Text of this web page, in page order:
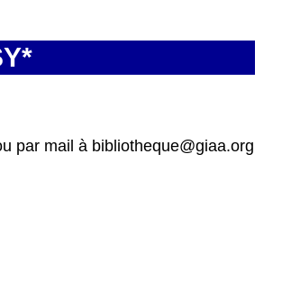
par mail à bibliotheque@giaa.org